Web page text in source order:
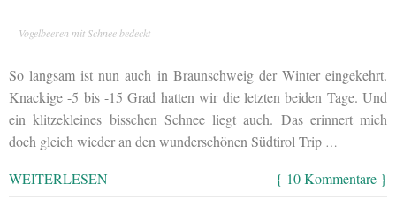
Vogelbeeren mit Schnee bedeckt
So langsam ist nun auch in Braunschweig der Winter eingekehrt.
Knackige -5 bis -15 Grad hatten wir die letzten beiden Tage. Und
ein klitzekleines bisschen Schnee liegt auch. Das erinnert mich
doch gleich wieder an den wunderschönen Südtirol Trip …
WEITERLESEN { 10 Kommentare }